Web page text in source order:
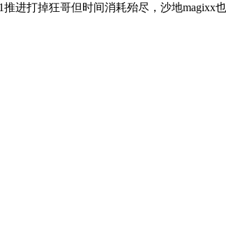
进打掉狂哥但时间消耗殆尽，沙地magixx